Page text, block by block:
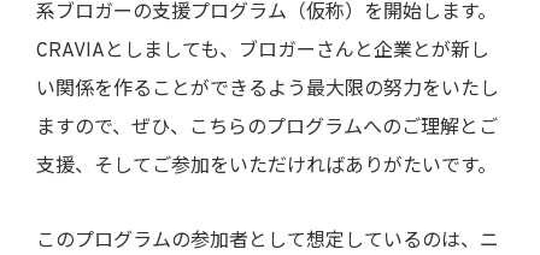
系ブロガーの支援プログラム（仮称）を開始します。
CRAVIAとしましても、ブロガーさんと企業とが新し
い関係を作ることができるよう最大限の努力をいたし
ますので、ぜひ、こちらのプログラムへのご理解とご
支援、そしてご参加をいただければありがたいです。
このプログラムの参加者として想定しているのは、ニ